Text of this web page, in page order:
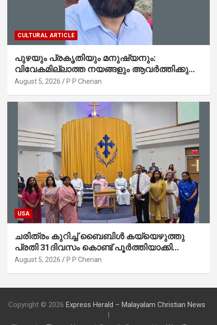
CULTURAL ARTICLE
പുഴയും പ്രകൃതിയും മനുഷ്യനും:
വിവേകമില്ലാത്ത നയങ്ങളും ആവർത്തിക്കുന്ന
ദുരന്തങ്ങളും : റവ. ജെയിംസ് കെ.
August 5, 2026 P P Cherian
USA
ചരിത്രം കുറിച്ച് ബൈബിൾ കയ്യെഴുത്തു
പ്രതി 31ദിവസം കൊണ്ട് പൂർത്തിയാക്കി
മാർത്തോമ്മാ ചർച്ച് ഓഫ് ഡാളസ് ഫാർമേഴ്‌സ്
August 5, 2026 P P Cherian
Copyright © 2026 Express Herald – Malayalam Christian News